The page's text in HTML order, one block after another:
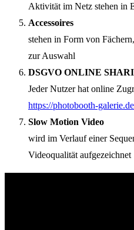
Aktivität im Netz stehen in
Accessoires
stehen in Form von
zur Auswahl
DSGVO ONLINE
Jeder Nutzer hat online
https://photobooth-
Slow Motion Video
wird im Verlauf einer
Videoqualität aufgezeichnet